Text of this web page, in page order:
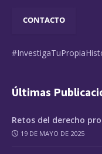
CONTACTO
Últimas
Retos del derecho
19 DE MAYO DE 2025